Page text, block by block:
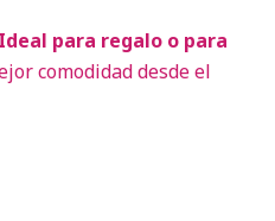
para regalo o para
comodidad desde el